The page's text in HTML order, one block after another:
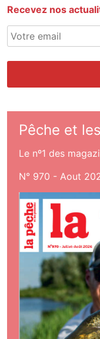
Recevez nos
Pêche et
Le nº1 des
N° 970 - Aout